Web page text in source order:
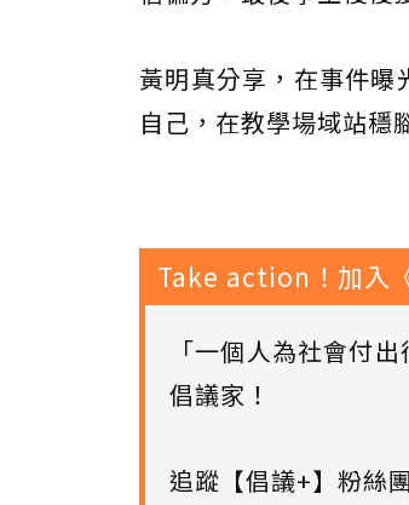
黃明真分享，在事件曝
自己，在教學場域站穩
Take action！加入
「一個人為社會付
倡議家！
追蹤【倡議+】粉絲